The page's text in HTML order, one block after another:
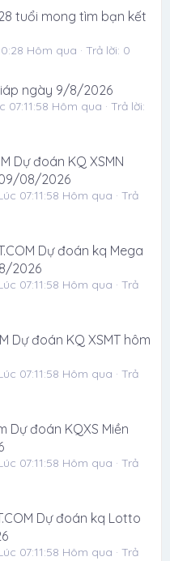
tuổi mong tìm bạn kết
Hôm qua
Trả lời: 0
ngày 9/8/2026
07:11:58 Hôm qua
Trả lời:
Dự đoán KQ XSMN
08/2026
07:11:58 Hôm qua
Trả
Dự đoán kq Mega
2026
07:11:58 Hôm qua
Trả
Dự đoán KQ XSMT hôm
07:11:58 Hôm qua
Trả
Dự đoán KQXS Miền
07:11:58 Hôm qua
Trả
Dự đoán kq Lotto
07:11:58 Hôm qua
Trả